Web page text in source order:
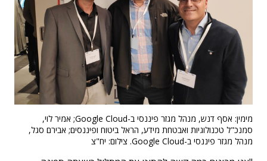
מימין: אסף דנש, מנהל מגזר פיננסי ב-Google Cloud; אמיר לוי,
סמנכ"ל טכנולוגיות ואבטחת מידע, הראל ביטוח ופיננסים; אבירם סגל,
מנהל מגזר פיננסי ב-Google Cloud. צילום: יח"צ